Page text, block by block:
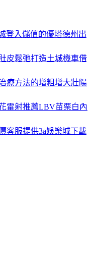
登入儲值的優塔德州出
皮鬆弛打造土城機車借
療方法的增粗增大壯陽
雷射推薦LBV苗栗白內
客服提供3a娛樂城下載